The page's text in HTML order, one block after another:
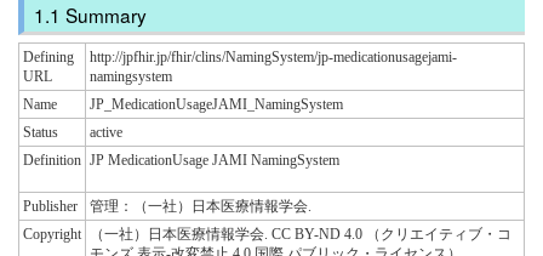
Summary
Defining
URL
http://jpfhir.jp/fhir/clins/NamingSystem/jp-medicationusagejami-
namingsystem
Name
JP_MedicationUsageJAMI_NamingSystem
Status
active
Definition JP MedicationUsage JAMI NamingSystem
Publisher
管理：（一社）日本医療情報学会.
Copyright
（一社）日本医療情報学会. CC BY-ND 4.0 （クリエイティブ・コ